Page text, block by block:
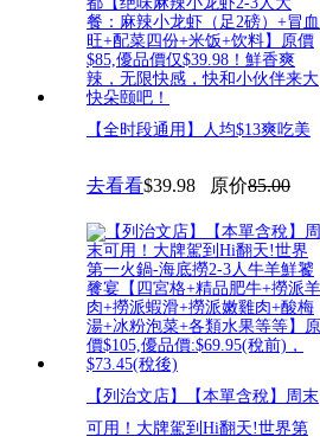
【全时段通用】人均$13爽吃美
去看看$39.98 原价85.00
【列治文店】【本單含稅】周末
可用！大牌駕到Hi翻天!世界第